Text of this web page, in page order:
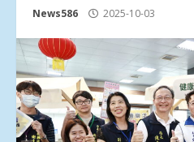
News586 2025-10-03